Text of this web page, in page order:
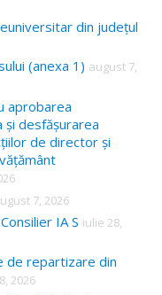
din județul
(anexa 1) august 7,
aprobarea
desfășurarea
de director și
7, 2026
IA S iulie 28,
de repartizare din
2026